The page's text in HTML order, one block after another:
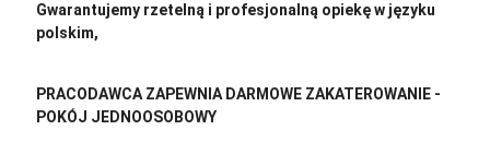
Gwarantujemy rzetelną i profesjonalną opiekę w języku
polskim,
PRACODAWCA ZAPEWNIA DARMOWE ZAKATEROWANIE -
POKÓJ JEDNOOSOBOWY